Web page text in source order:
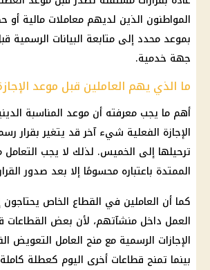
المواطنون الذين لديهم معاملات مالية أو
بموعد محدد إلى متابعة البيانات الرسمية
جهة خدمية.
ما الذي يهم العاملين قبل موعد
أهم ما يجب معرفته أن موعد المناسبة
الإجازة الفعلية شيء آخر قد يتغير بقرار
ترحيلها إلى الخميس. لذلك لا يجب التعامل
الممتدة باعتباره محسومًا إلا بعد صدور
كما أن العاملين في القطاع الخاص
العمل داخل منشآتهم، لأن بعض القطاعات
الإجازات الرسمية مع منح العامل التعويض
بينما تمنح قطاعات أخرى اليوم كعطلة